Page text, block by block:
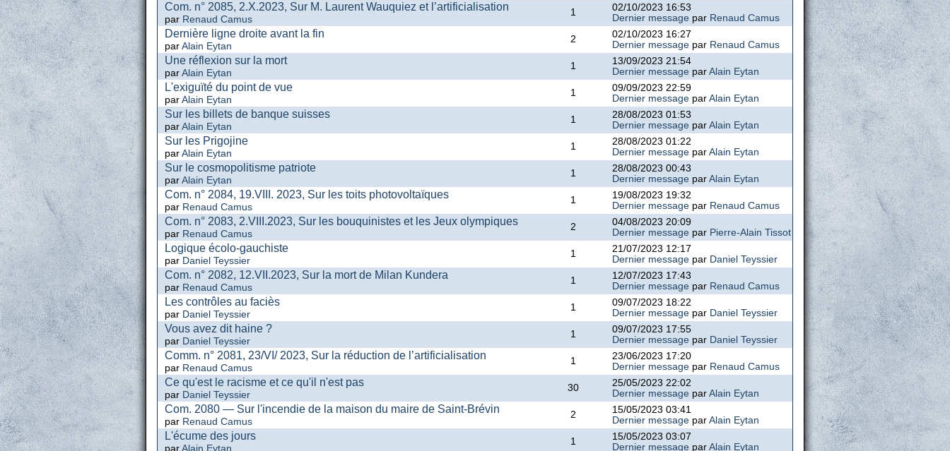
Com. n° 2085, 2.X.2023, Sur M. Laurent Wauquiez et l’artificialisation
par Renaud Camus
1
02/10/2023 16:53
Dernier message par Renaud Camus
Dernière ligne droite avant la fin
parAlain Eytan
2
02/10/2023 16:27
Dernier message par Renaud Camus
Une réflexion sur la mort
parAlain Eytan
1
13/09/2023 21:54
Dernier message par Alain Eytan
L'exiguïté du point de vue
parAlain Eytan
1
09/09/2023 22:59
Dernier message par Alain Eytan
Sur les billets de banque suisses
parAlain Eytan
1
28/08/2023 01:53
Dernier message par Alain Eytan
Sur les Prigojine
parAlain Eytan
1
28/08/2023 01:22
Dernier message par Alain Eytan
Sur le cosmopolitisme patriote
parAlain Eytan
1
28/08/2023 00:43
Dernier message par Alain Eytan
Com. n° 2084, 19.VIII. 2023, Sur les toits photovoltaïques
par Renaud Camus
1
19/08/2023 19:32
Dernier message par Renaud Camus
Com. n° 2083, 2.VIII.2023, Sur les bouquinistes et les Jeux olympiques
par Renaud Camus
2
04/08/2023 20:09
Dernier message par Pierre-Alain Tissot
Logique écolo-gauchiste
par Daniel Teyssier
1
21/07/2023 12:17
Dernier message par Daniel Teyssier
Com. n° 2082, 12.VII.2023, Sur la mort de Milan Kundera
par Renaud Camus
1
12/07/2023 17:43
Dernier message par Renaud Camus
Les contrôles au faciès
par Daniel Teyssier
1
09/07/2023 18:22
Dernier message par Daniel Teyssier
Vous avez dit haine ?
par Daniel Teyssier
1
09/07/2023 17:55
Dernier message par Daniel Teyssier
Comm. n° 2081, 23/VI/ 2023, Sur la réduction de l’artificialisation
par Renaud Camus
1
23/06/2023 17:20
Dernier message par Renaud Camus
Ce qu'est le racisme et ce qu'il n'est pas
par Daniel Teyssier
30
25/05/2023 22:02
Dernier message par Alain Eytan
Com. 2080 — Sur l'incendie de la maison du maire de Saint-Brévin
par Renaud Camus
2
15/05/2023 03:41
Dernier message par Alain Eytan
L'écume des jours
parAlain Eytan
1
15/05/2023 03:07
Dernier message par Alain Eytan